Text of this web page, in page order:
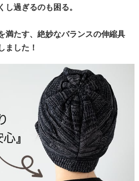
過ぎるのも困る。
満たす、絶妙なバランスの伸縮具
ました！